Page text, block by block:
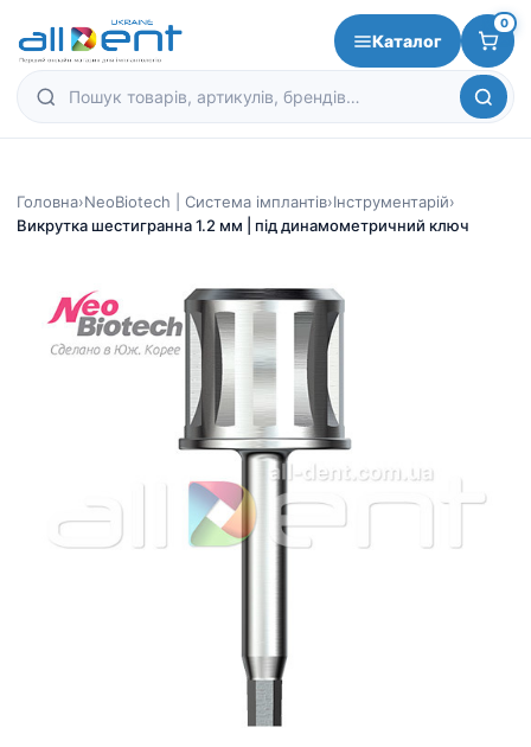
Каталог
0
Головна›NeoBiotech | Система імплантів›Інструментарій›
Викрутка шестигранна 1.2 мм | під динамометричний ключ